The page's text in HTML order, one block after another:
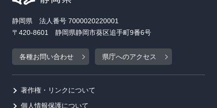
静岡県 法人番号 7000020220001
〒420-8601 静岡県静岡市葵区追手町9番6号
各種お問い合わせ 県庁へのアクセス
著作権・リンクについて
個人情報保護について